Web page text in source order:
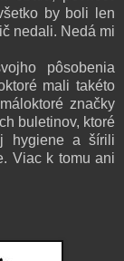
by boli len
nedali. Nedá mi
pôsobenia
mali takéto
značky
buletinov, ktoré
hygiene a šírili
Viac k tomu ani